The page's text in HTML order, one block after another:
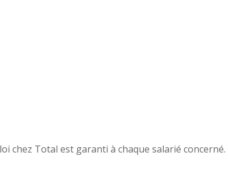
chez Total est garanti à chaque salarié concerné.